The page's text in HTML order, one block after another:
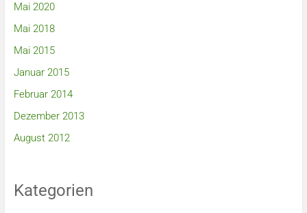
Mai 2020
Mai 2018
Mai 2015
Januar 2015
Februar 2014
Dezember 2013
August 2012
Kategorien